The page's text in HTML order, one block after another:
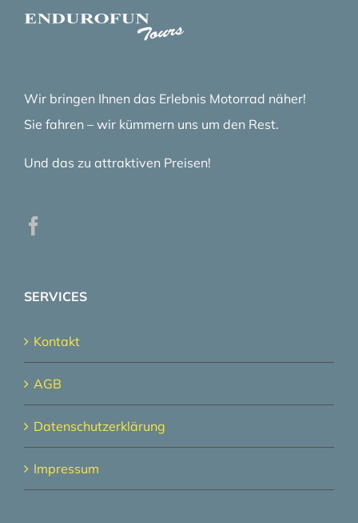
Wir bringen Ihnen das Erlebnis Motorrad näher!
Sie fahren – wir kümmern uns um den Rest.
Und das zu attraktiven Preisen!
SERVICES
Kontakt
AGB
Datenschutzerklärung
Impressum